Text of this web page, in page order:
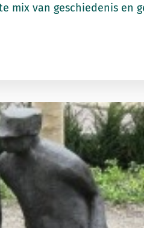
ons de perfecte mix van